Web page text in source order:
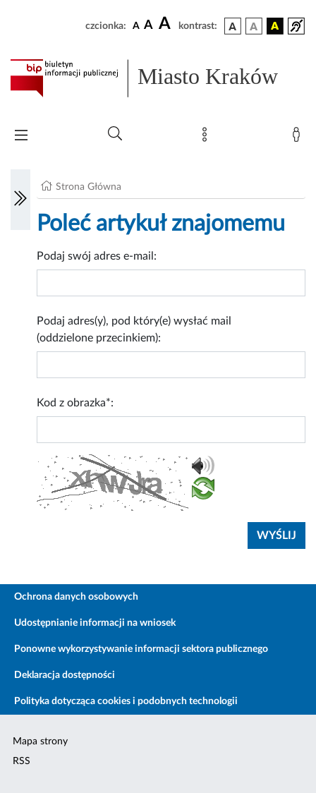
czcionka: A A A kontrast:
Miasto Kraków
Strona Główna
Poleć artykuł znajomemu
Podaj swój adres e-mail:
Podaj adres(y), pod który(e) wysłać mail
(oddzielone przecinkiem):
Kod z obrazka*:
Ochrona danych osobowych
Udostępnianie informacji na wniosek
Ponowne wykorzystywanie informacji sektora publicznego
Deklaracja dostępności
Polityka dotycząca cookies i podobnych technologii
Mapa strony
RSS